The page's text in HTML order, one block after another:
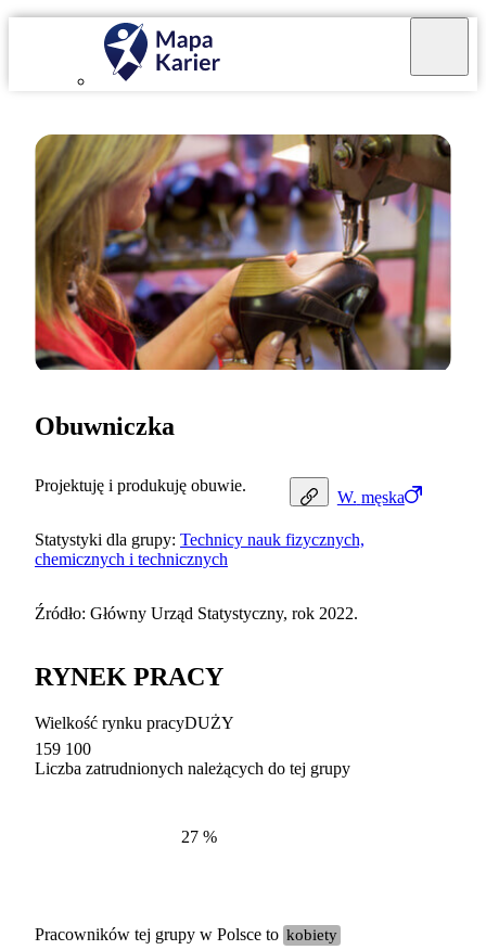
W. męska
Obuwniczka
Projektuję i produkuję obuwie.
Statystyki dla grupy: Technicy nauk fizycznych,
chemicznych i technicznych
Źródło: Główny Urząd Statystyczny, rok 2022.
RYNEK PRACY
Wielkość rynku pracyDUŻY
159 100
Liczba zatrudnionych należących do tej grupy
27 %
Pracowników tej grupy w Polsce to kobiety